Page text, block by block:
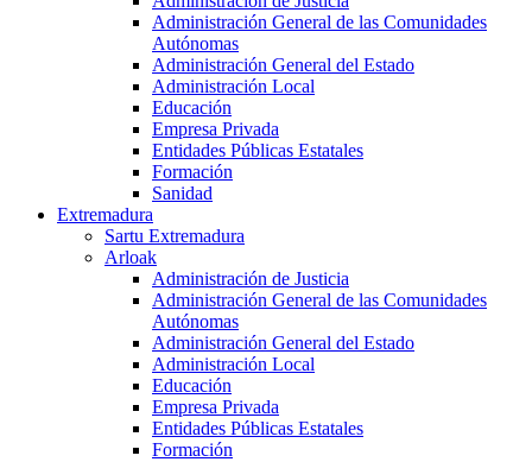
Administración General de las Comunidades
Autónomas
Administración General del Estado
Administración Local
Educación
Empresa Privada
Entidades Públicas Estatales
Formación
Sanidad
Extremadura
Sartu Extremadura
Arloak
Administración de Justicia
Administración General de las Comunidades
Autónomas
Administración General del Estado
Administración Local
Educación
Empresa Privada
Entidades Públicas Estatales
Formación